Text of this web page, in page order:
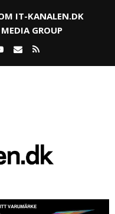
IT-KANALEN.DK
GROUP